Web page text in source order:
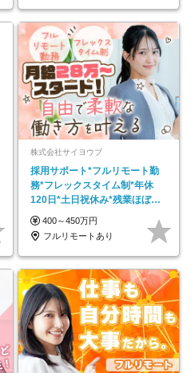
株式会社サイヨウブ
採用サポート*フルリモート勤
務*フレックスタイム制*年休
120日*土日祝休み*残業ほぼな
し*育児中社員8割以上
400～450万円
フルリモートあり